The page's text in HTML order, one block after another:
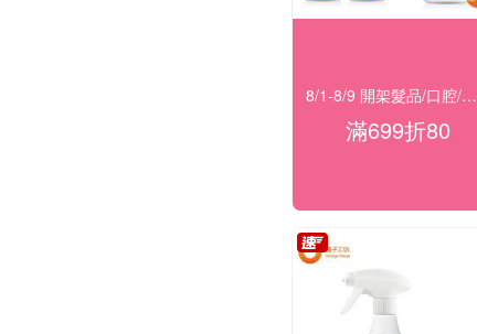
8/1-8/9 開架髮品/口腔/洗沐★滿699折80
滿699折80